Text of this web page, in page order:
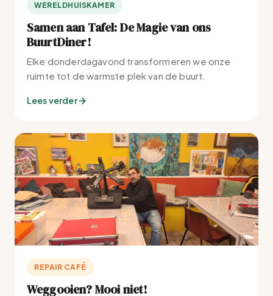
WERELDHUISKAMER
Samen aan Tafel: De Magie van ons
BuurtDiner!
Elke donderdagavond transformeren we onze
ruimte tot de warmste plek van de buurt.
Lees verder
REPAIR CAFÉ
Weggooien? Mooi niet!